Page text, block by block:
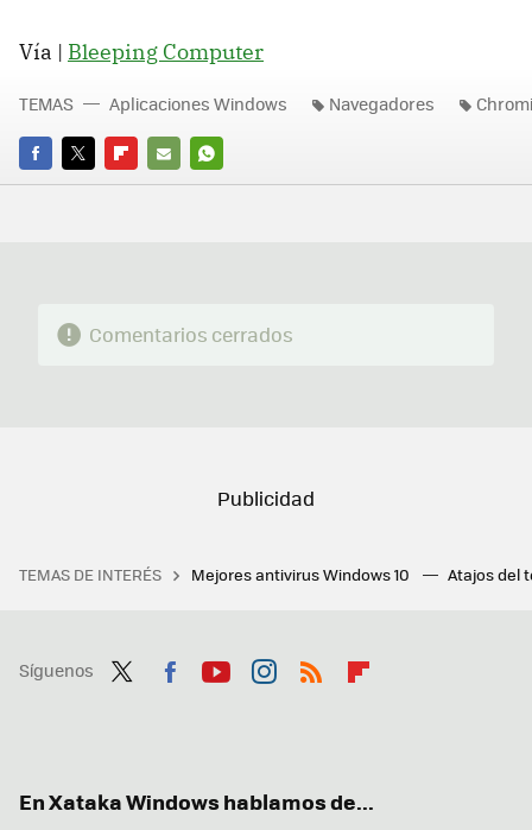
Vía | Bleeping Computer
FACEBOOK
TWITTERFLIPBOARD
E-
WHATSAPP
TEMAS Aplicaciones Windows Navegadores
Comentarios cerrados
TEMAS DE INTERÉS Mejores antivirus Windows 10 Atajos del
Síguenos
En Xataka Windows hablamos de...